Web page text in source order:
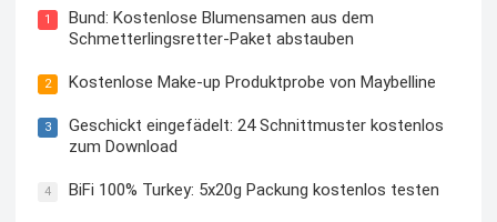
1
Bund: Kostenlose Blumensamen aus dem
Schmetterlingsretter-Paket abstauben
2 Kostenlose Make-up Produktprobe von Maybelline
3
Geschickt eingefädelt: 24 Schnittmuster kostenlos
zum Download
4 BiFi 100% Turkey: 5x20g Packung kostenlos testen